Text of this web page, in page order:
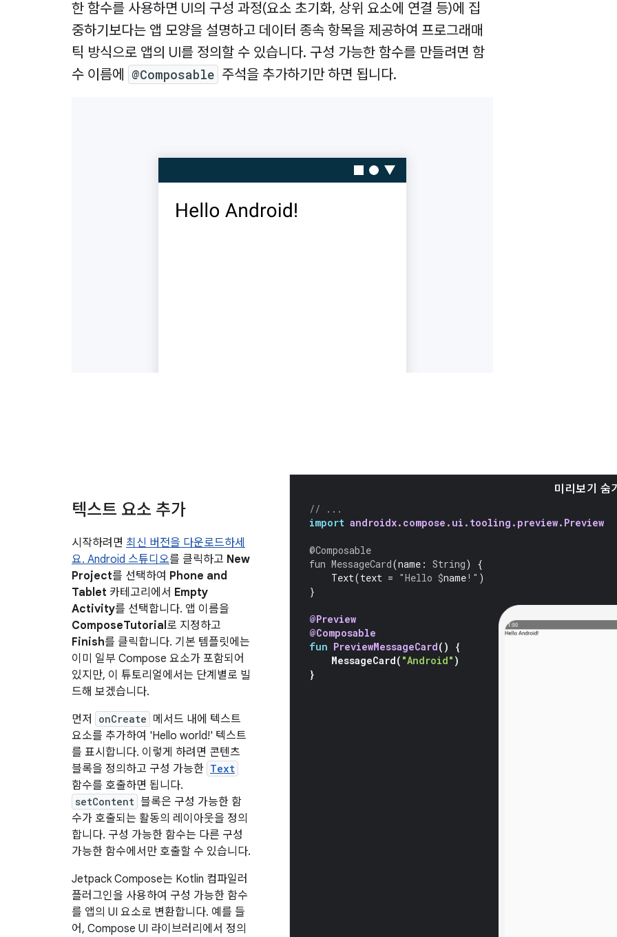
한 함수를 사용하면 UI의 구성 과정(요소 초기화, 상위 요소에 연결 등)에 집
중하기보다는 앱 모양을 설명하고 데이터 종속 항목을 제공하여 프로그래매
틱 방식으로 앱의 UI를 정의할 수 있습니다. 구성 가능한 함수를 만들려면 함
수 이름에
@Composable 주석을 추가하기만 하면 됩니다.
텍스트 요소 추가
시작하려면 최신 버전을 다운로드하세
요. Android 스튜디오를 클릭하고 New
Project를 선택하여 Phone and
Tablet 카테고리에서 Empty
Activity를 선택합니다. 앱 이름을
ComposeTutorial 로 지정하고
Finish를 클릭합니다. 기본 템플릿에는
이미 일부 Compose 요소가 포함되어
있지만, 이 튜토리얼에서는 단계별로 빌
드해 보겠습니다.
먼저
onCreate 메서드 내에 텍스트
요소를 추가하여 'Hello world!' 텍스트
를 표시합니다. 이렇게 하려면 콘텐츠
블록을 정의하고 구성 가능한 Text
함수를 호출하면 됩니다.
setContent 블록은 구성 가능한 함
수가 호출되는 활동의 레이아웃을 정의
합니다. 구성 가능한 함수는 다른 구성
가능한 함수에서만 호출할 수 있습니다.
Jetpack Compose는 Kotlin 컴파일러
플러그인을 사용하여 구성 가능한 함수
를 앱의 UI 요소로 변환합니다. 예를 들
어, Compose UI 라이브러리에서 정의
// ...
import androidx.compose.ui.tooling.preview.Preview
@Composable
fun MessageCard(name : String)
{
Text(text = "Hello $name!" )
}
@Preview
@Composable
fun PreviewMessageCard()
{
MessageCard( "Android" )
}
미리보기 숨